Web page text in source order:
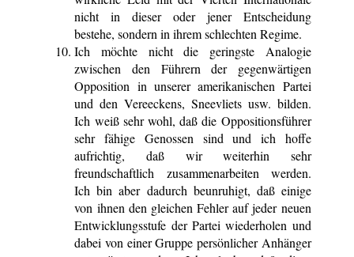
nicht in dieser oder jener Entscheidung
bestehe, sondern in ihrem schlechten Regime.
Ich möchte nicht die geringste Analogie
zwischen den Führern der gegenwärtigen
Opposition in unserer amerikanischen Partei
und den Vereeckens, Sneevliets usw. bilden.
Ich weiß sehr wohl, daß die Oppositionsführer
sehr fähige Genossen sind und ich hoffe
aufrichtig, daß wir weiterhin sehr
freundschaftlich zusammenarbeiten werden.
Ich bin aber dadurch beunruhigt, daß einige
von ihnen den gleichen Fehler auf jeder neuen
Entwicklungsstufe der Partei wiederholen und
dabei von einer Gruppe persönlicher Anhänger